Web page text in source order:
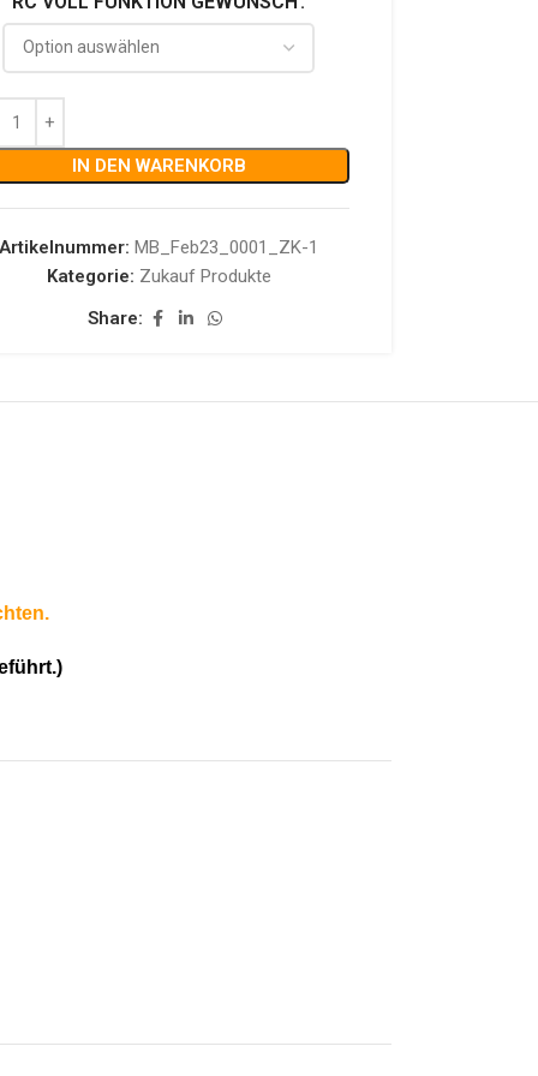
IN DEN WARENKORB
Artikelnummer:MB_Feb23_0001_ZK-1
Kategorie: Zukauf Produkte
Share: